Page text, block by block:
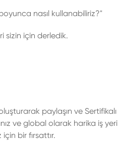
nasıl kullanabiliriz?"
sizin için derledik.
paylaşın ve Sertifikalı
ve global olarak harika iş yeri
bir fırsattır.